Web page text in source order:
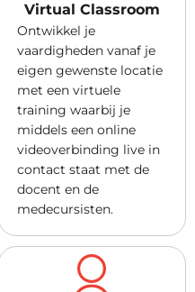
Virtual Classroom
Ontwikkel je
vaardigheden vanaf je
eigen gewenste locatie
met een virtuele
training waarbij je
middels een online
videoverbinding live in
contact staat met de
docent en de
medecursisten.